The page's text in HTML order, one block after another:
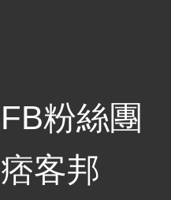
粉絲團
客邦